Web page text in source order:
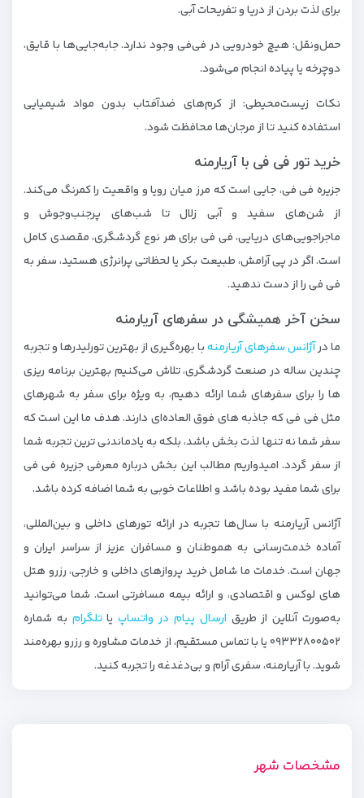
برای لذت بردن از دریا و تفریحات آبی.
حمل‌ونقل: هیچ خودرویی در فی‌فی وجود ندارد. جابه‌جایی‌ها با قایق،
دوچرخه یا پیاده انجام می‌شود.
نکات زیست‌محیطی: از کرم‌های ضدآفتاب بدون مواد شیمیایی
استفاده کنید تا از مرجان‌ها محافظت شود.
خرید تور فی فی با آریارمنه
جزیره فی فی، جایی‌ است که مرز میان رویا و واقعیت را کمرنگ می‌کند.
از شن‌های سفید و آبی زلال تا شب‌های پرجنب‌وجوش و
ماجراجویی‌های دریایی، فی‌ فی برای هر نوع گردشگری، مقصدی کامل
است. اگر در پی آرامش، طبیعت بکر یا لحظاتی پرانرژی هستید، سفر به
فی فی را از دست ندهید.
سخن آخر همیشگی در سفرهای آریارمنه
ما درآژانس سفرهای آریارمنهبا بهره‌گیری از بهترین تورلیدرها و تجربه
چندین ساله در صنعت گردشگری، تلاش می‌کنیم بهترین برنامه‌ ریزی‌
ها را برای سفرهای شما ارائه دهیم، به‌ ویژه برای سفر به شهرهای
مثل فی فی که جاذبه‌ های فوق‌ العاده‌ای دارند. هدف ما این است که
سفر شما نه تنها لذت‌ بخش باشد، بلکه به‌ یادماندنی‌ ترین تجربه شما
از سفر گردد. امیدواریم مطالب این بخش درباره معرفی جزیره فی فی
برای شما مفید بوده باشد و اطلاعات خوبی به شما اضافه کرده باشد.
آژانس آریارمنه با سال‌ها تجربه در ارائه تورهای داخلی و بین‌المللی،
آماده خدمت‌رسانی به هموطنان و مسافران عزیز از سراسر ایران و
جهان است. خدمات ما شامل خرید پروازهای داخلی و خارجی، رزرو هتل‌
های لوکس و اقتصادی، و ارائه بیمه مسافرتی است. شما می‌توانید
به‌صورت آنلاین از طریق ارسال پیام در واتساپیاتلگرام به شماره
۰۹۳۳۲۸۰۰۵۰۲ یا با تماس مستقیم، از خدمات مشاوره و رزرو بهره‌مند
شوید. با آریارمنه، سفری آرام و بی‌دغدغه را تجربه کنید.
مشخصات شهر